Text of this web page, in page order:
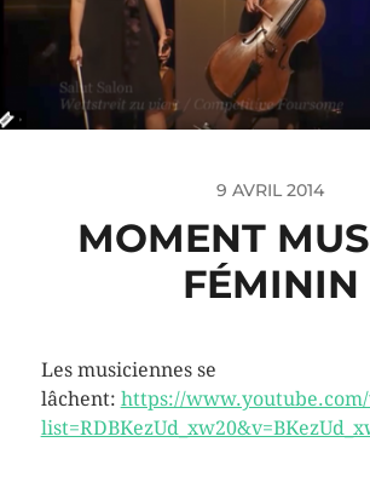
9 AVRIL 2014
MOMENT
FÉMININ
Les musiciennes se
lâchent: https://